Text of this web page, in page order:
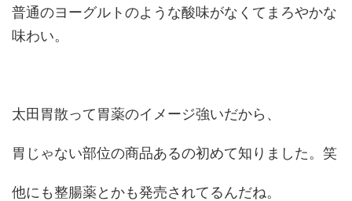
普通のヨーグルトのような酸味がなくてまろやかな
味わい。
太田胃散って胃薬のイメージ強いだから、
胃じゃない部位の商品あるの初めて知りました。笑
他にも整腸薬とかも発売されてるんだね。